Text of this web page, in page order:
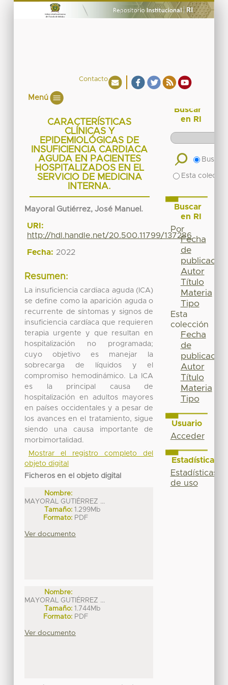
Contacto
Menú
CARACTERÍSTICAS
CLÍNICAS Y
EPIDEMIOLÓGICAS DE
INSUFICIENCIA CARDIACA
AGUDA EN PACIENTES
HOSPITALIZADOS EN EL
SERVICIO DE MEDICINA
INTERNA.
Mayoral Gutiérrez, José Manuel.
URI:
http://hdl.handle.net/20.500.11799/137286
Fecha: 2022
Resumen:
La insuficiencia cardiaca aguda (ICA)
se define como la aparición aguda o
recurrente de síntomas y signos de
insuficiencia cardíaca que requieren
terapia urgente y que resultan en
hospitalización no programada;
cuyo objetivo es manejar la
sobrecarga de líquidos y el
compromiso hemodinámico. La ICA
es la principal causa de
hospitalización en adultos mayores
en países occidentales y a pesar de
los avances en el tratamiento, sigue
siendo una causa importante de
morbimortalidad.
Mostrar el registro completo del
objeto digital
Ficheros en el objeto digital
Nombre:
MAYORAL GUTIÉRREZ ...
Tamaño: 1.299Mb
Formato: PDF
Ver documento
Nombre:
MAYORAL GUTIÉRREZ ...
Tamaño: 1.744Mb
Formato: PDF
Ver documento
Buscar
en RI
Buscar
Esta
Buscar
en RI
Por
Fecha
de
publicación
Autor
Título
Materia
Tipo
Esta
colección
Fecha
de
publicación
Autor
Título
Materia
Tipo
Usuario
Acceder
Estadísticas
Estadísticas
de uso